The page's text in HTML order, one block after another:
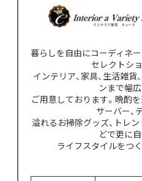
暮らしを自由にコーディネ
セレクトシ
インテリア、家具、生活雑貨
ンまで幅
ご用意しております。晩酌
サーバー、
溢れるお掃除グッズ、トレ
どで更に
ライフスタイルをつ